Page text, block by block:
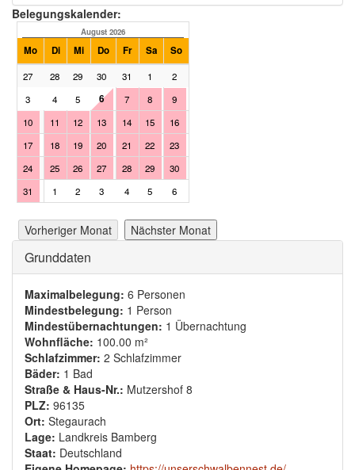
Belegungskalender:
August 2026
Mo Di Mi Do Fr Sa So
27 28 29 30 31 1
2
3
4 5 6 7 8
9
10
11 12 13 14 15
16
17
18 19 20 21 22
23
24
25 26 27 28 29
30
31
1 2 3 4 5 6
Vorheriger Monat Nächster Monat
Ausblenden
Grunddaten
Maximalbelegung: 6 Personen
Mindestbelegung: 1 Person
Mindestübernachtungen: 1 Übernachtung
Wohnfläche: 100.00 m²
Schlafzimmer: 2 Schlafzimmer
Bäder: 1 Bad
Straße & Haus-Nr.: Mutzershof 8
PLZ: 96135
Ort: Stegaurach
Lage: Landkreis Bamberg
Staat: Deutschland